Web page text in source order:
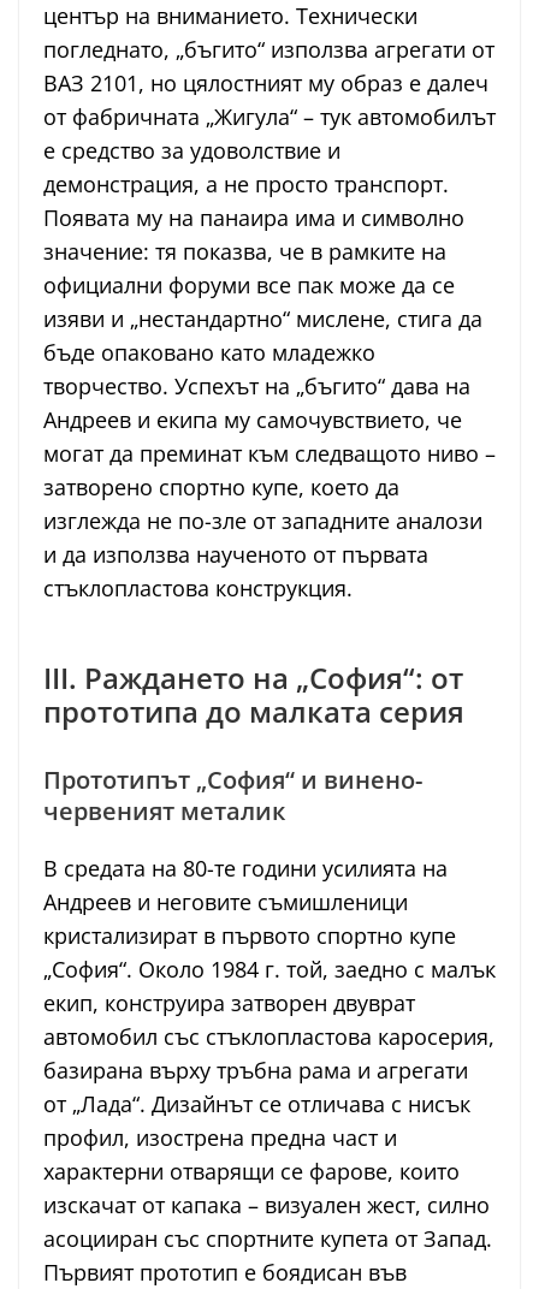
център на вниманието. Технически
погледнато, „бъгито“ използва агрегати от
ВАЗ 2101, но цялостният му образ е далеч
от фабричната „Жигула“ – тук автомобилът
е средство за удоволствие и
демонстрация, а не просто транспорт.
Появата му на панаира има и символно
значение: тя показва, че в рамките на
официални форуми все пак може да се
изяви и „нестандартно“ мислене, стига да
бъде опаковано като младежко
творчество. Успехът на „бъгито“ дава на
Андреев и екипа му самочувствието, че
могат да преминат към следващото ниво –
затворено спортно купе, което да
изглежда не по-зле от западните аналози
и да използва наученото от първата
стъклопластова конструкция.
III. Раждането на „София“: от
прототипа до малката серия
Прототипът „София“ и винено-
червеният металик
В средата на 80-те години усилията на
Андреев и неговите съмишленици
кристализират в първото спортно купе
„София“. Около 1984 г. той, заедно с малък
екип, конструира затворен двуврат
автомобил със стъклопластова каросерия,
базирана върху тръбна рама и агрегати
от „Лада“. Дизайнът се отличава с нисък
профил, изострена предна част и
характерни отварящи се фарове, които
изскачат от капака – визуален жест, силно
асоцииран със спортните купета от Запад.
Първият прототип е боядисан във